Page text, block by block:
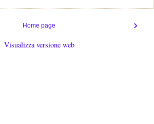
›
Home page
Visualizza versione web